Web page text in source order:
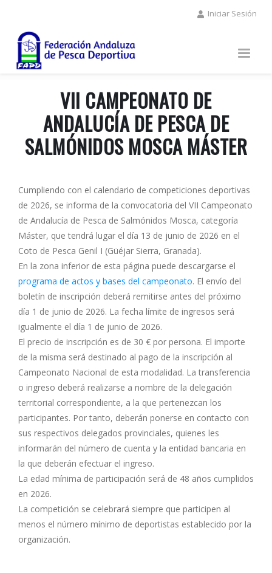
contenido
principal
Iniciar Sesión
VII CAMPEONATO DE
ANDALUCÍA DE PESCA DE
SALMÓNIDOS MOSCA MÁSTER
Cumpliendo con el calendario de competiciones deportivas
de 2026, se informa de la convocatoria del VII Campeonato
de Andalucía de Pesca de Salmónidos Mosca, categoría
Máster, que tendrá lugar el día 13 de junio de 2026 en el
Coto de Pesca Genil I (Güéjar Sierra, Granada).
En la zona inferior de esta página puede descargarse el
programa de actos y bases del campeonato. El envío del
boletín de inscripción deberá remitirse antes del próximo
día 1 de junio de 2026. La fecha límite de ingresos será
igualmente el día 1 de junio de 2026.
El precio de inscripción es de 30 € por persona. El importe
de la misma será destinado al pago de la inscripción al
Campeonato Nacional de esta modalidad. La transferencia
o ingreso deberá realizarse a nombre de la delegación
territorial correspondiente, a la que pertenezcan los
participantes. Por tanto, deberán ponerse en contacto con
sus respectivos delegados provinciales, quienes les
informarán del número de cuenta y la entidad bancaria en
la que deberán efectuar el ingreso.
La edad mínima de participación será de 48 años cumplidos
en 2026.
La competición se celebrará siempre que participen al
menos el número mínimo de deportistas establecido por la
organización.